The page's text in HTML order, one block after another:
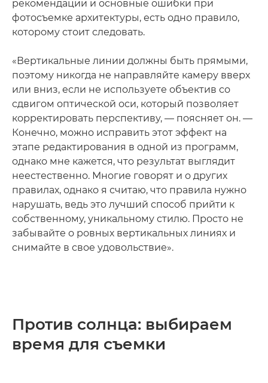
рекомендации и основные ошибки при
фотосъемке архитектуры, есть одно правило,
которому стоит следовать.
«Вертикальные линии должны быть прямыми,
поэтому никогда не направляйте камеру вверх
или вниз, если не используете объектив со
сдвигом оптической оси, который позволяет
корректировать перспективу, — поясняет он. —
Конечно, можно исправить этот эффект на
этапе редактирования в одной из программ,
однако мне кажется, что результат выглядит
неестественно. Многие говорят и о других
правилах, однако я считаю, что правила нужно
нарушать, ведь это лучший способ прийти к
собственному, уникальному стилю. Просто не
забывайте о ровных вертикальных линиях и
снимайте в свое удовольствие».
Против солнца: выбираем
время для съемки